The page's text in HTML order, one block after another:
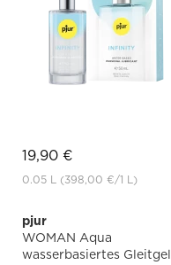
19,90 €
0.05 L (398,00 €/1 L)
pjur
WOMAN Aqua
wasserbasiertes Gleitgel